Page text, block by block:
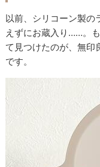
以前、シリコーン製の
えずにお蔵入り……。
て見つけたのが、無印
です。